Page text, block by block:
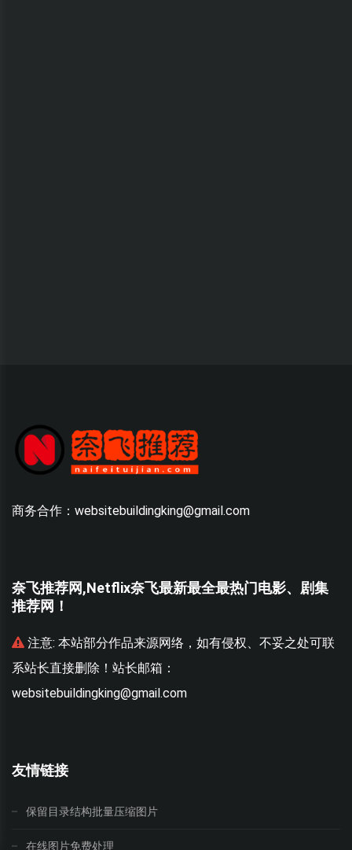
商务合作：websitebuildingking@gmail.com
奈飞推荐网,Netflix奈飞最新最全最热门电影、剧集
推荐网！
注意: 本站部分作品来源网络，如有侵权、不妥之处可联
系站长直接删除！站长邮箱：
websitebuildingking@gmail.com
友情链接
保留目录结构批量压缩图片
在线图片免费处理